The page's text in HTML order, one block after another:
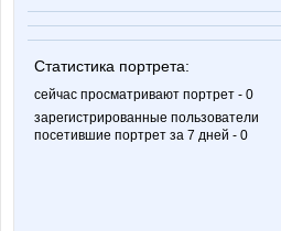
Статистика портрета:
сейчас просматривают портрет - 0
зарегистрированные пользователи
посетившие портрет за 7 дней - 0